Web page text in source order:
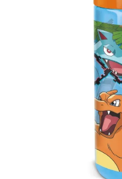
Dupa schimbarea tarii,